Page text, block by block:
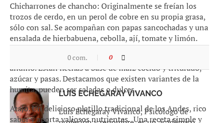
Chicharrones de chancho: Originalmente se freían los
trozos de cerdo, en un perol de cobre en su propia grasa,
sólo con sal. Se acompañan con papas sancochadas y una
ensalada de hierbabuena, cebolla, ají, tomate y limón.
Humitas; Las humitas dulces son tradicionales del sur
andino. Están hechas a base de maíz cocido y triturado,
azúcar y pasas. Destacamos que existen variantes de la
humita, pueden ser saladas o dulces.
Atajo. Un delicioso platillo tradicional de los Andes, rico
sabor y aporta valiosos nutrientes. Una receta simple y
0 com. 0
LUIS ECHEGARAY VIVANCO
Luis Echegaray Vivanco, Psicólogo de